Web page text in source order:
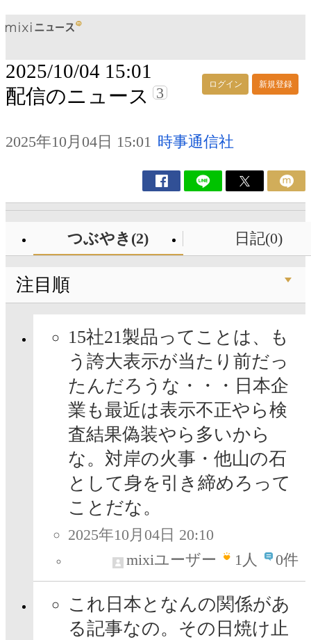
ログイン 新規登録
2025/10/04 15:01
配信のニュース
3
2025年10月04日 15:01 時事通信社
つぶやき(2) 日記(0)
注目順
15社21製品ってことは、も
う誇大表示が当たり前だっ
たんだろうな・・・日本企
業も最近は表示不正やら検
査結果偽装やら多いから
な。対岸の火事・他山の石
として身を引き締めろって
ことだな。
2025年10月04日 20:10
mixiユーザー
1人 0件
これ日本となんの関係があ
る記事なの。その日焼け止